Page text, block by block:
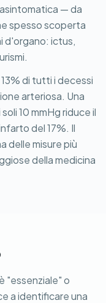
— da
spesso scoperta
d'organo: ictus,
di tutti i decessi
arteriosa. Una
10 mmHg riduce il
del 17%. Il
delle misure più
della medicina
"essenziale" o
a identificare una